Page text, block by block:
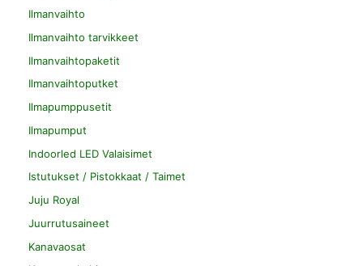
Ilmanvaihto
Ilmanvaihto tarvikkeet
Ilmanvaihtopaketit
Ilmanvaihtoputket
Ilmapumppusetit
Ilmapumput
Indoorled LED Valaisimet
Istutukset / Pistokkaat / Taimet
Juju Royal
Juurrutusaineet
Kanavaosat